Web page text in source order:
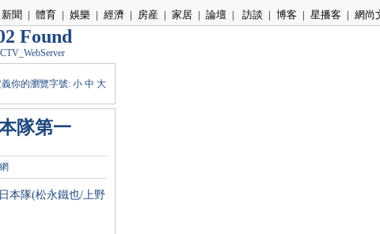
新聞 | 體育 | 娛樂 | 經濟 | 房産 | 家居 | 論壇 | 訪談 | 博客 | 星播客 | 網尚
Found
義你的瀏覽字號: 小 中 大
隊第一
本隊(松永鐵也/上野